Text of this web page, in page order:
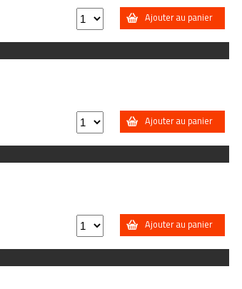
Ajouter au panier
Ajouter au panier
Ajouter au panier